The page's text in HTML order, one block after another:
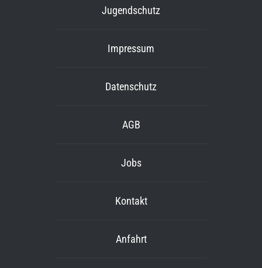
Jugendschutz
Impressum
Datenschutz
AGB
Jobs
Kontakt
Anfahrt